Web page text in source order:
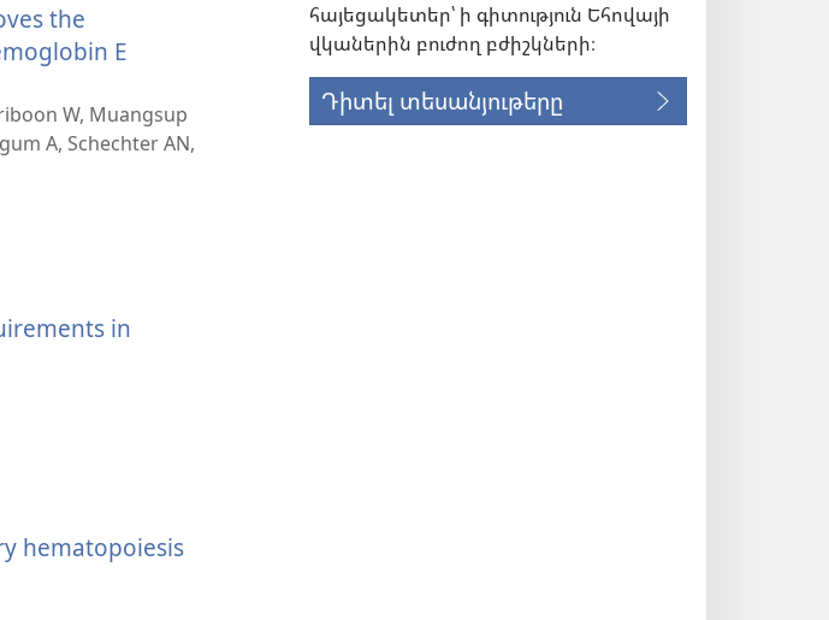
the
E
W, Muangsup
A, Schechter AN,
in
hematopoiesis
հայեցակետեր՝ ի գիտություն Եհովայի
վկաներին բուժող բժիշկների։
Դիտել տեսանյութերը